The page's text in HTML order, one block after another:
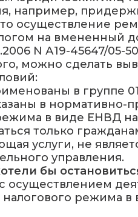
например,
осуществление
на вмененный
N А19-45647/05-
можно сделать
в группе
в нормативно-
в виде ЕНВД
только
услуги, не
управления.
бы
осуществлением
режима